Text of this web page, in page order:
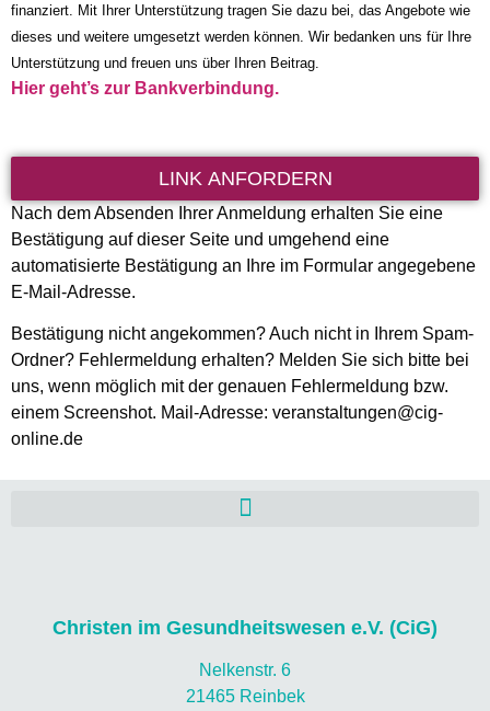
finanziert. Mit Ihrer Unterstützung tragen Sie dazu bei, das Angebote wie
dieses und weitere umgesetzt werden können. Wir bedanken uns für Ihre
Unterstützung und freuen uns über Ihren Beitrag.
Hier geht’s zur Bankverbindung.
LINK ANFORDERN
Nach dem Absenden Ihrer Anmeldung erhalten Sie eine
Bestätigung auf dieser Seite und umgehend eine
automatisierte Bestätigung an Ihre im Formular angegebene
E-Mail-Adresse.
Bestätigung nicht angekommen? Auch nicht in Ihrem Spam-
Ordner? Fehlermeldung erhalten? Melden Sie sich bitte bei
uns, wenn möglich mit der genauen Fehlermeldung bzw.
einem Screenshot. Mail-Adresse: veranstaltungen@cig-
online.de
Christen im Gesundheitswesen e.V. (CiG)
Nelkenstr. 6
21465 Reinbek